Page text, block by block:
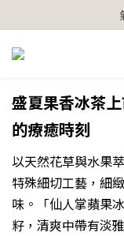
【官網獨家】首
【官網獨家】首
盛夏果香冰茶
的療癒時刻
以天然花草與水果
特殊細切工藝，細
味。「仙人掌蘋果
籽，清爽中帶有淡